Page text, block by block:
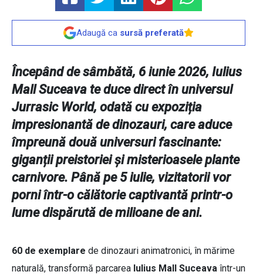
Adaugă ca sursă preferată
Începând de sâmbătă, 6 iunie 2026, Iulius
Mall Suceava te duce direct în universul
Jurrasic World, odată cu expoziția
impresionantă de dinozauri, care aduce
împreună două universuri fascinante:
giganții preistoriei și misterioasele plante
carnivore. Până pe 5 iulie, vizitatorii vor
porni într-o călătorie captivantă printr-o
lume dispărută de milioane de ani.
60 de exemplare de dinozauri animatronici, în mărime
naturală, transformă parcarea Iulius Mall Suceava într-un